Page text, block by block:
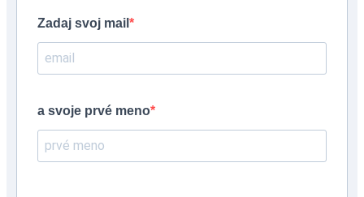
Zadaj svoj mail
a svoje prvé meno